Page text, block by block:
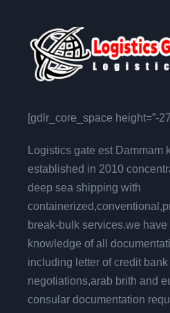
[gdlr_core_space height=”-
Logistics gate est Dammam
established in 2010
deep sea shipping with
break-bulk services.we have
knowledge of all
including letter of credit bank
negotiations,arab brith and
consular documentation